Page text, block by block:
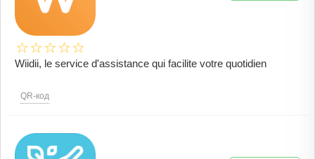
Wiidii, le service d'assistance qui facilite votre quotidien
QR-код